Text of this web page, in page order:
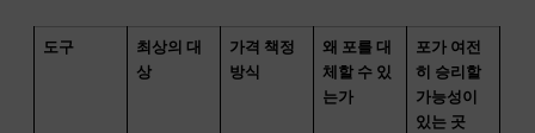
도구
최상의 대
상
가격 책정
방식
왜 포를 대
체할 수 있
는가
포가 여전
히 승리할
가능성이
있는 곳